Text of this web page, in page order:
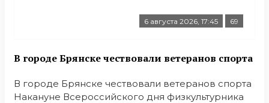
6 августа 2026, 17:45 69
В городе Брянске чествовали ветеранов спорта
В городе Брянске чествовали ветеранов спорта
Накануне Всероссийского дня физкультурника